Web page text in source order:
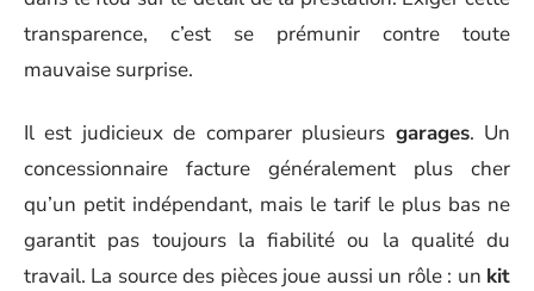
transparence, c’est se prémunir contre toute
mauvaise surprise.
Il est judicieux de comparer plusieurs garages. Un
concessionnaire facture généralement plus cher
qu’un petit indépendant, mais le tarif le plus bas ne
garantit pas toujours la fiabilité ou la qualité du
travail. La source des pièces joue aussi un rôle : un kit